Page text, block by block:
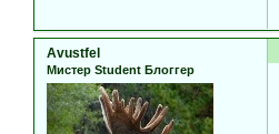
Avustfel
Мистер Student Блоггер